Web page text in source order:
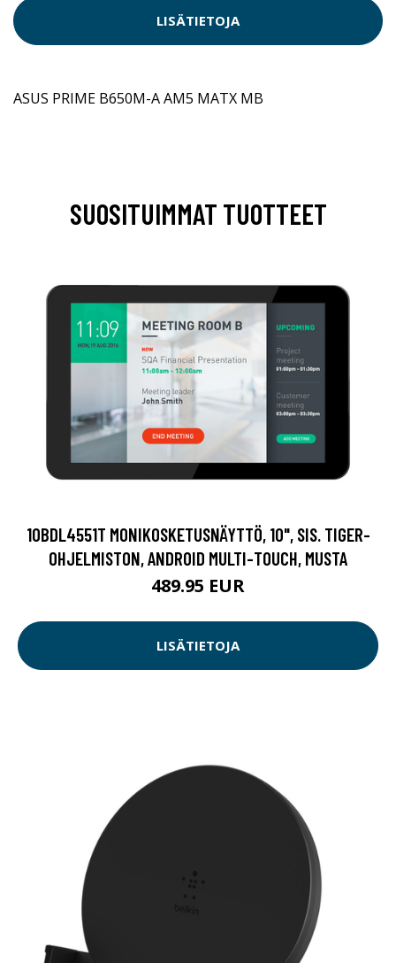
LISÄTIETOJA
ASUS PRIME B650M-A AM5 MATX MB
SUOSITUIMMAT TUOTTEET
10BDL4551T MONIKOSKETUSNÄYTTÖ, 10", SIS. TIGER-
OHJELMISTON, ANDROID MULTI-TOUCH, MUSTA
489.95 EUR
LISÄTIETOJA